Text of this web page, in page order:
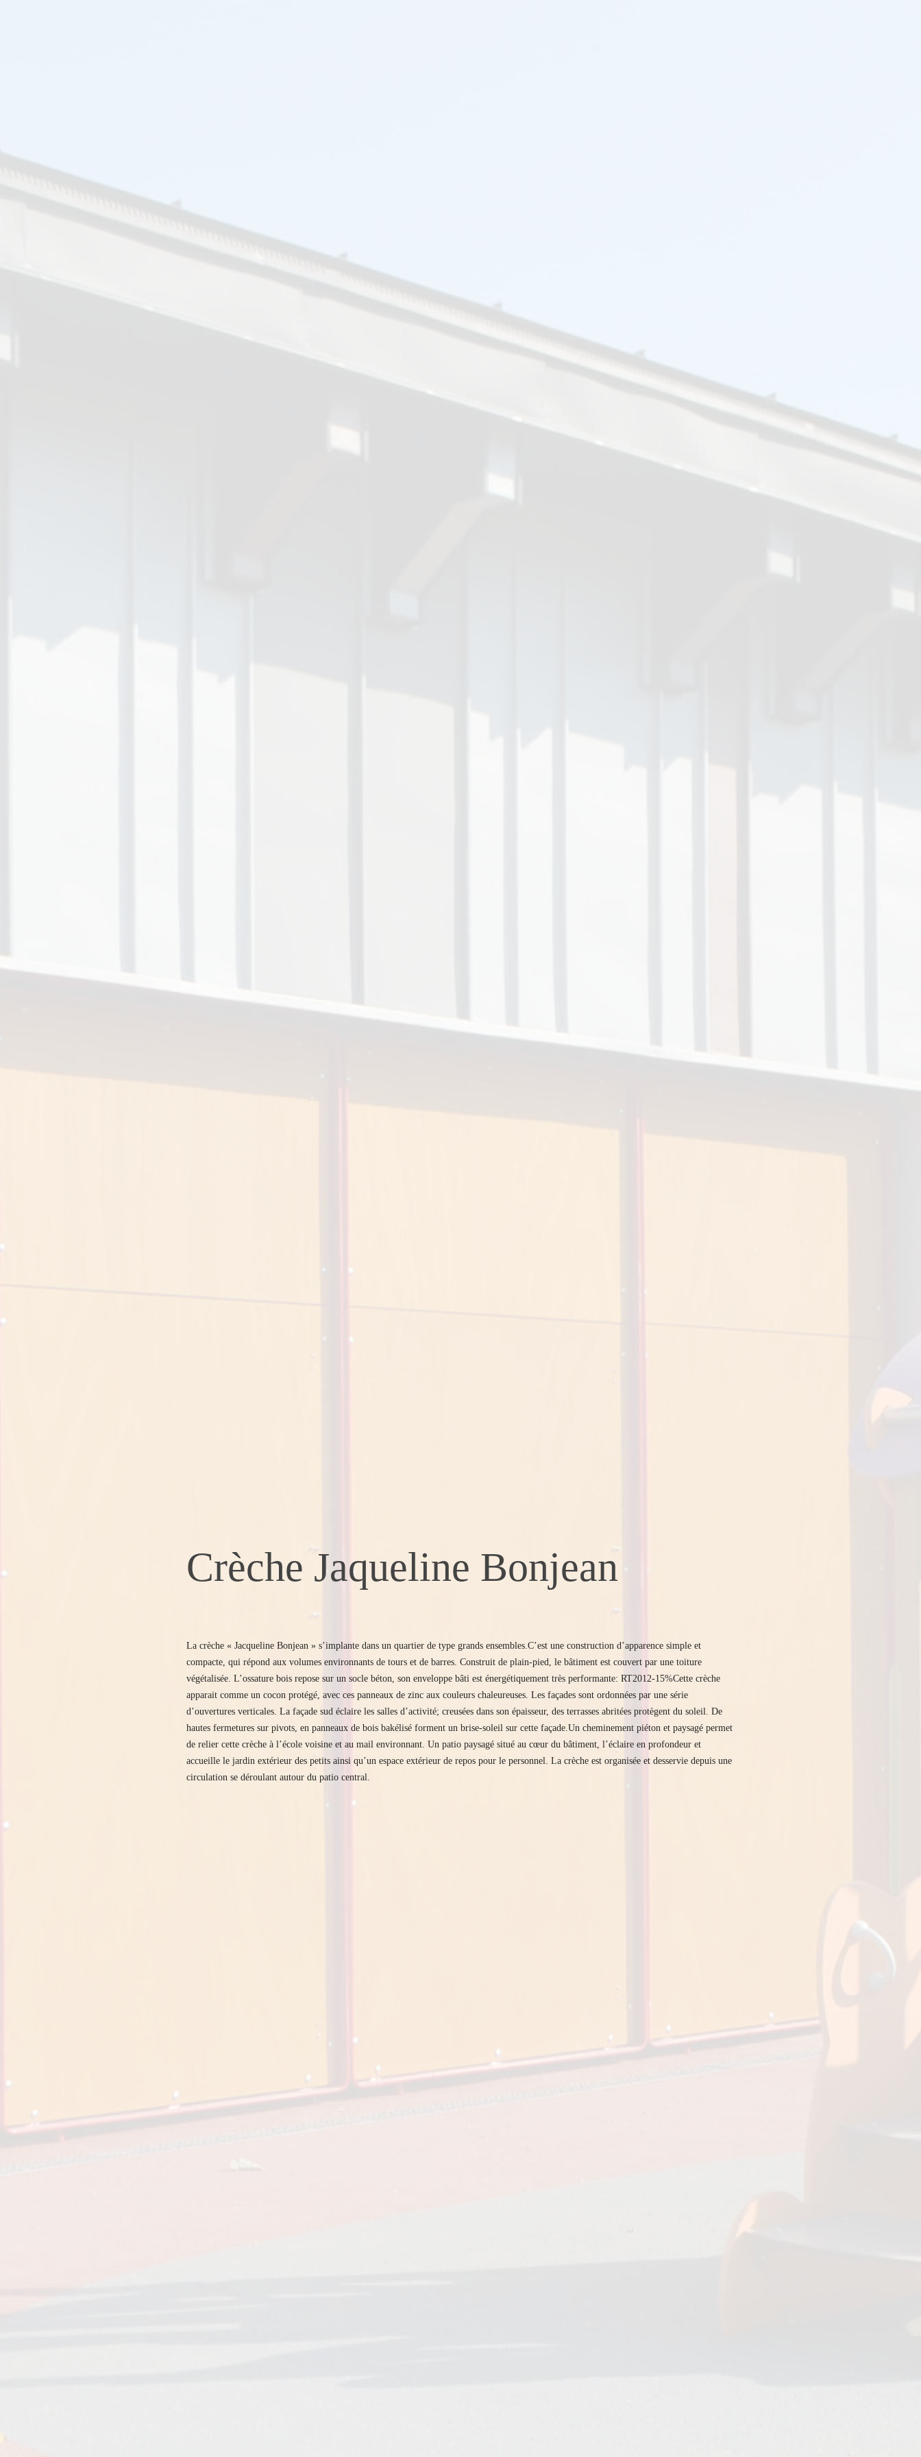
Crèche Jaqueline Bonjean
La crèche « Jacqueline Bonjean » s’implante dans un quartier de type grands ensembles.C’est une construction d’apparence simple et
compacte, qui répond aux volumes environnants de tours et de barres. Construit de plain-pied, le bâtiment est couvert par une toiture
végétalisée. L’ossature bois repose sur un socle béton, son enveloppe bâti est énergétiquement très performante: RT2012-15%Cette crèche
apparait comme un cocon protégé, avec ces panneaux de zinc aux couleurs chaleureuses. Les façades sont ordonnées par une série
d’ouvertures verticales. La façade sud éclaire les salles d’activité; creusées dans son épaisseur, des terrasses abritées protègent du soleil. De
hautes fermetures sur pivots, en panneaux de bois bakélisé forment un brise-soleil sur cette façade.Un cheminement piéton et paysagé permet
de relier cette crèche à l’école voisine et au mail environnant. Un patio paysagé situé au cœur du bâtiment, l’éclaire en profondeur et
accueille le jardin extérieur des petits ainsi qu’un espace extérieur de repos pour le personnel. La crèche est organisée et desservie depuis une
circulation se déroulant autour du patio central.